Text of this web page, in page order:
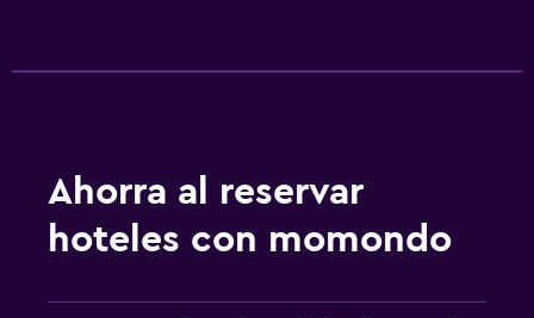
Ahorra al reservar
hoteles con momondo